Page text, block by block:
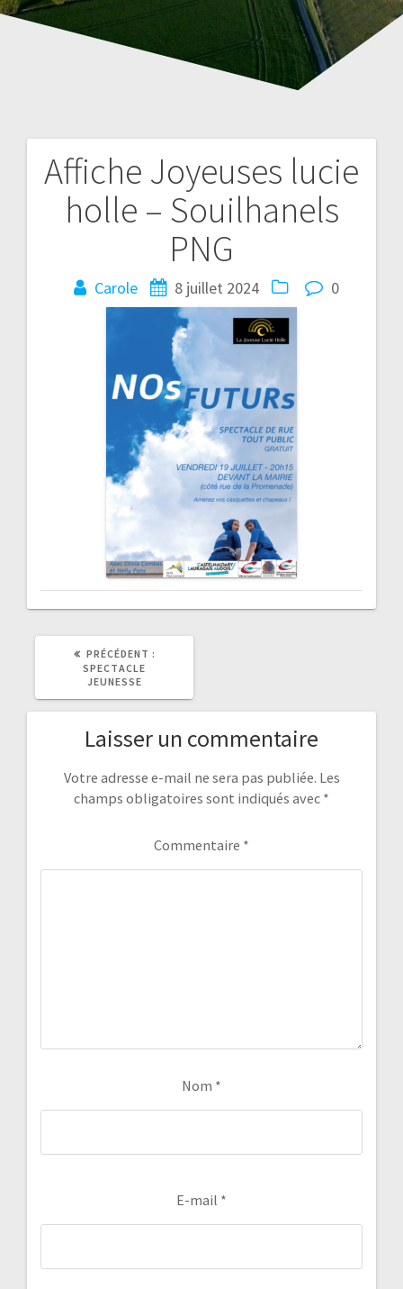
Affiche Joyeuses lucie
holle – Souilhanels
PNG
Carole 8 juillet 2024 0
Navigation
PRÉCÉDENT :
SPECTACLE
JEUNESSE
Laisser un commentaire
Votre adresse e-mail ne sera pas publiée. Les
champs obligatoires sont indiqués avec *
Commentaire *
Nom *
E-mail *